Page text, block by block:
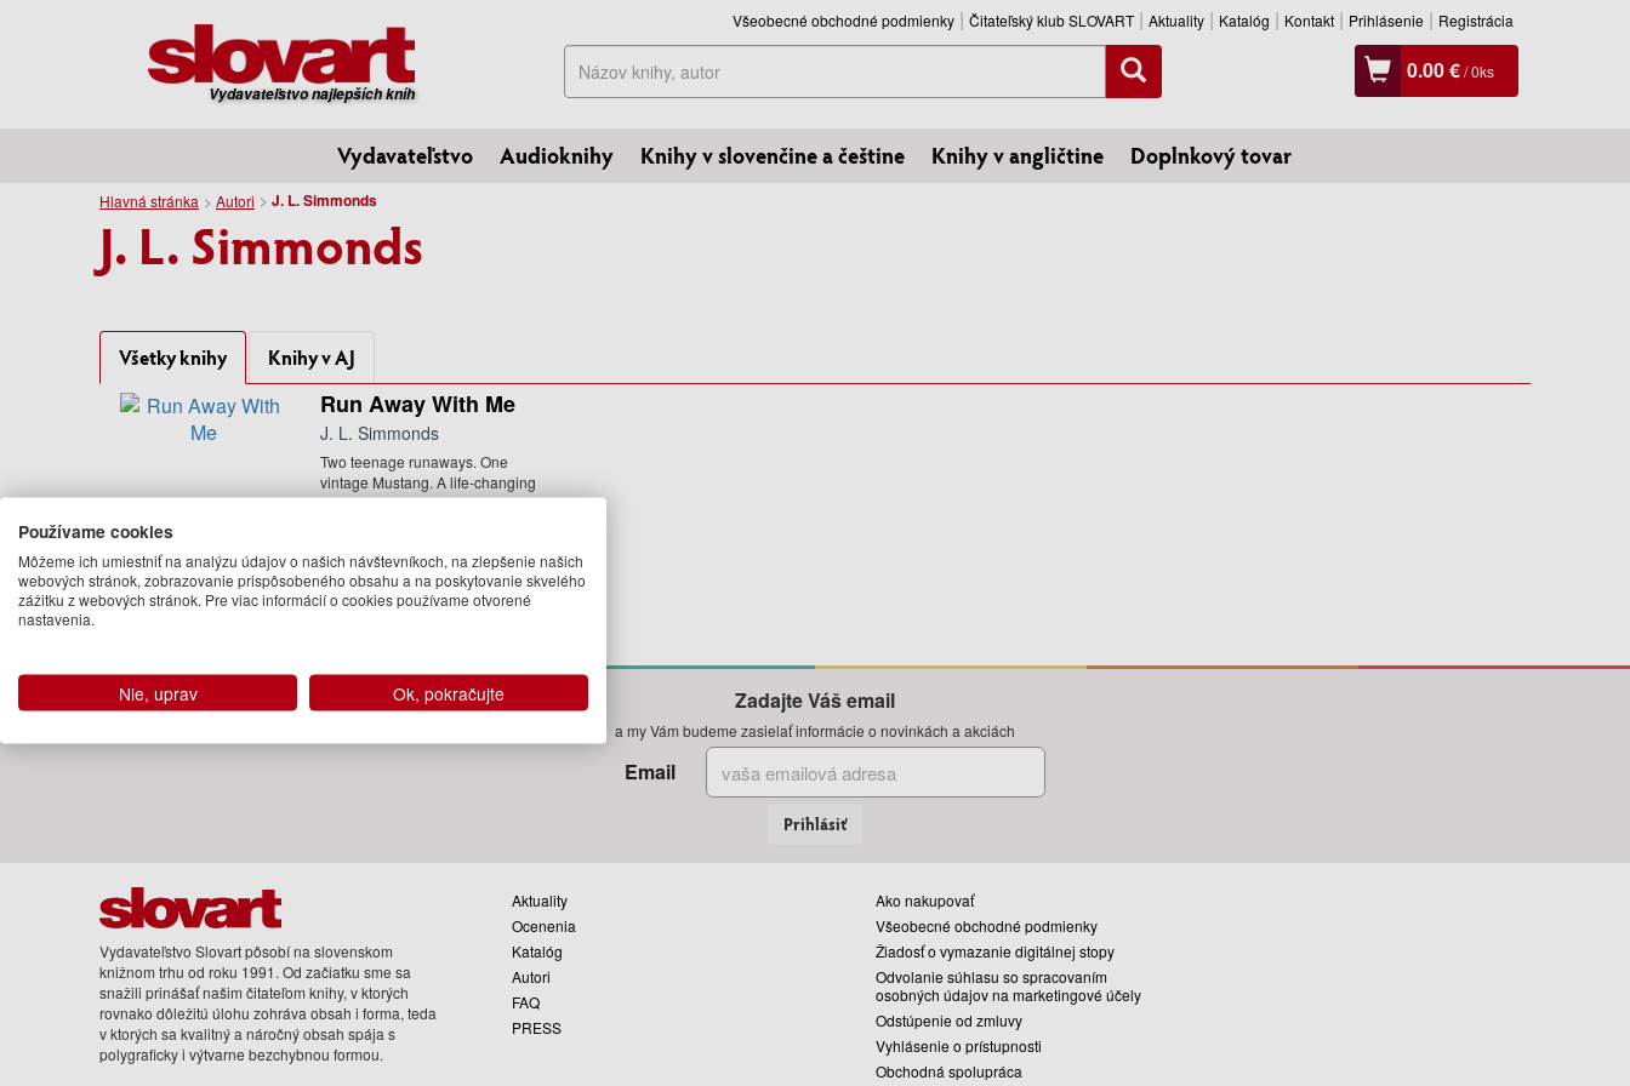
Vydavateľstvo najlepších kníh
Všeobecné obchodné podmienky Čitateľský klub SLOVART Aktuality Katalóg Kontakt Prihlásenie Registrácia
Hľadať 0.00 €/0ks
Vydavateľstvo Audioknihy Knihy v slovenčine a češtine Knihy v angličtine Doplnkový tovar
Hlavná stránka Autori J. L. Simmonds
J. L. Simmonds
Všetky knihy Knihy v AJ
Run Away With Me
J. L. Simmonds
Two teenage runaways. One
vintage Mustang. A life-changing
road trip.So strap in, because this ...
05.06.2025
(predobjednávka)
Zadajte Váš email
a my Vám budeme zasielať informácie o novinkách a akciách
Email
Prihlásiť
Vydavateľstvo Slovart pôsobí na slovenskom
knižnom trhu od roku 1991. Od začiatku sme sa
snažili prinášať našim čitateľom knihy, v ktorých
rovnako dôležitú úlohu zohráva obsah i forma, teda
v ktorých sa kvalitný a náročný obsah spája s
polygraficky i výtvarne bezchybnou formou.
Aktuality
Ocenenia
Katalóg
Autori
FAQ
PRESS
Ako nakupovať
Všeobecné obchodné podmienky
Žiadosť o vymazanie digitálnej stopy
Odvolanie súhlasu so spracovaním
osobných údajov na marketingové účely
Odstúpenie od zmluvy
Vyhlásenie o prístupnosti
Obchodná spolupráca
Používame cookies
Môžeme ich umiestniť na analýzu údajov o našich návštevníkoch, na zlepšenie našich
webových stránok, zobrazovanie prispôsobeného obsahu a na poskytovanie skvelého
zážitku z webových stránok. Pre viac informácií o cookies používame otvorené
nastavenia.
Nie, uprav Ok, pokračujte